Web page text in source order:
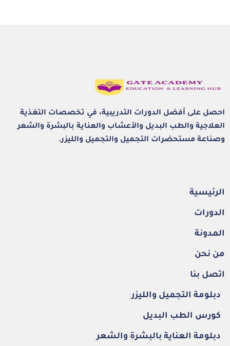
احصل على أفضل الدورات التدريبية، في تخصصات التغذية
العلاجية والطب البديل والأعشاب والعناية بالبشرة والشعر
وصناعة مستحضرات التجميل والتجميل والليزر.
الرئيسية
الدورات
المدونة
من نحن
اتصل بنا
دبلومة التجميل والليزر
كورس الطب البديل
دبلومة العناية بالبشرة والشعر